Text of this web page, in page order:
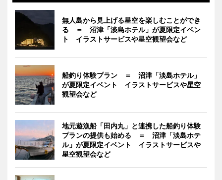
無人島から見上げる星空を楽しむことができ
る ＝ 沼津「淡島ホテル」が夏限定イベン
ト イラストサービスや星空観望会など
船釣り体験プラン ＝ 沼津「淡島ホテル」
が夏限定イベント イラストサービスや星空
観望会など
地元遊漁船「田内丸」と連携した船釣り体験
プランの提供も始める ＝ 沼津「淡島ホテ
ル」が夏限定イベント イラストサービスや
星空観望会など